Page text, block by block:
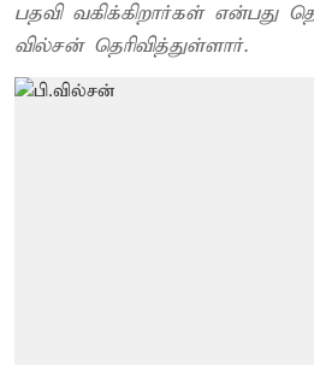
பதவி வகிக்கிறார்கள் என்பது
வில்சன் தெரிவித்துள்ளார்.